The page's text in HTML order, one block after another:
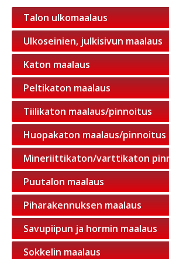
Talon ulkomaalaus
Ulkoseinien, julkisivun maalaus
Katon maalaus
Peltikaton maalaus
Tiilikaton maalaus/pinnoitus
Huopakaton maalaus/pinnoitus
Mineriittikaton/varttikaton
Puutalon maalaus
Piharakennuksen maalaus
Savupiipun ja hormin maalaus
Sokkelin maalaus